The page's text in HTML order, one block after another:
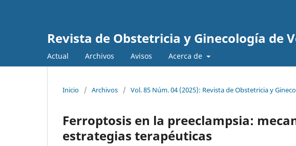
Revista de Obstetricia y Ginecología de
Actual Archivos Avisos Acerca de
Inicio / Archivos / Vol. 85 Núm. 04 (2025): Revista de Obstetricia y
Ferroptosis en la preeclampsia:
estrategias terapéuticas